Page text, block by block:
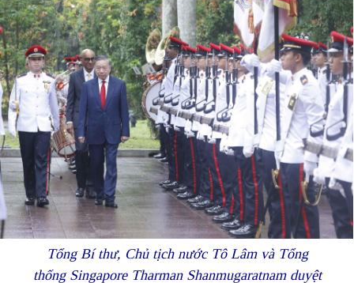
Tổng Bí thư, Chủ tịch nước Tô Lâm và Tổng
thống Singapore Tharman Shanmugaratnam duyệt